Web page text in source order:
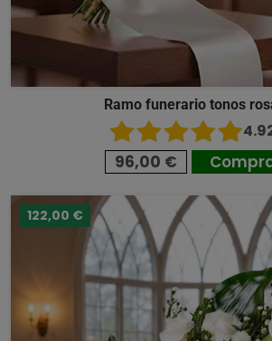
Ramo funerario tonos
96,00 €
122,00 €